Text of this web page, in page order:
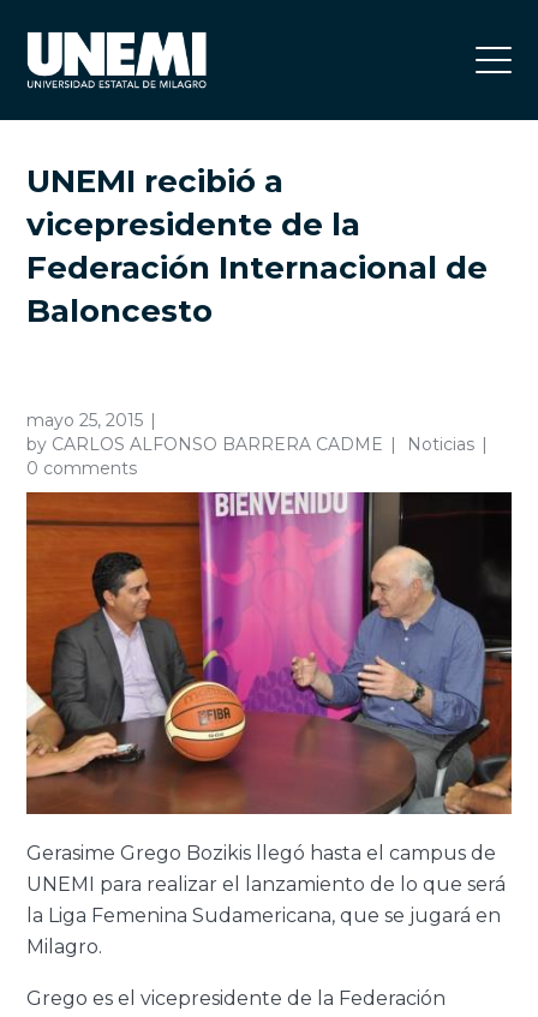
UNEMI recibió a
vicepresidente de la
Federación Internacional de
Baloncesto
mayo 25, 2015
by CARLOS ALFONSO BARRERA CADME
Noticias
0 comments
Gerasime Grego Bozikis llegó hasta el campus de
UNEMI para realizar el lanzamiento de lo que será
la Liga Femenina Sudamericana, que se jugará en
Milagro.
Grego es el vicepresidente de la Federación